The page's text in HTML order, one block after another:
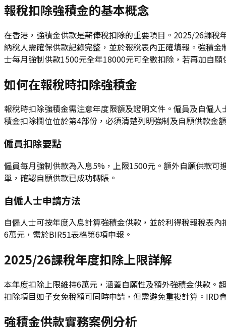
報稅扣除強積金的基本概念
在香港，強積金供款是薪俸稅扣除的重要項目。2025/26課
納稅人需確保供款記錄完整，並於報稅表內正確填報。強積
士每月強制供款1500元全年18000元可全數扣除，若再加自
如何在報稅時扣除強積金
報稅時扣除強積金需注意年度限額及證明文件。僱員及自僱
積金扣除欄位位於第4部份，必須清楚列明強制及自願供款金
僱員扣除要點
僱員每月強制供款為入息5%，上限1500元。額外自願供款
單，確認自願供款已成功轉賬。
自僱人士申請方法
自僱人士可按年度入息計算強積金供款，並於利得稅報稅表
6萬元，需於BIR51表格第6項申報。
2025/26課稅年度扣除上限詳解
本年度扣除上限維持6萬元，涵蓋自願性及額外強積金供款。
扣除項目如子女免稅額可同時申請，但需避免重複計算。
強積金供款實務案例分析